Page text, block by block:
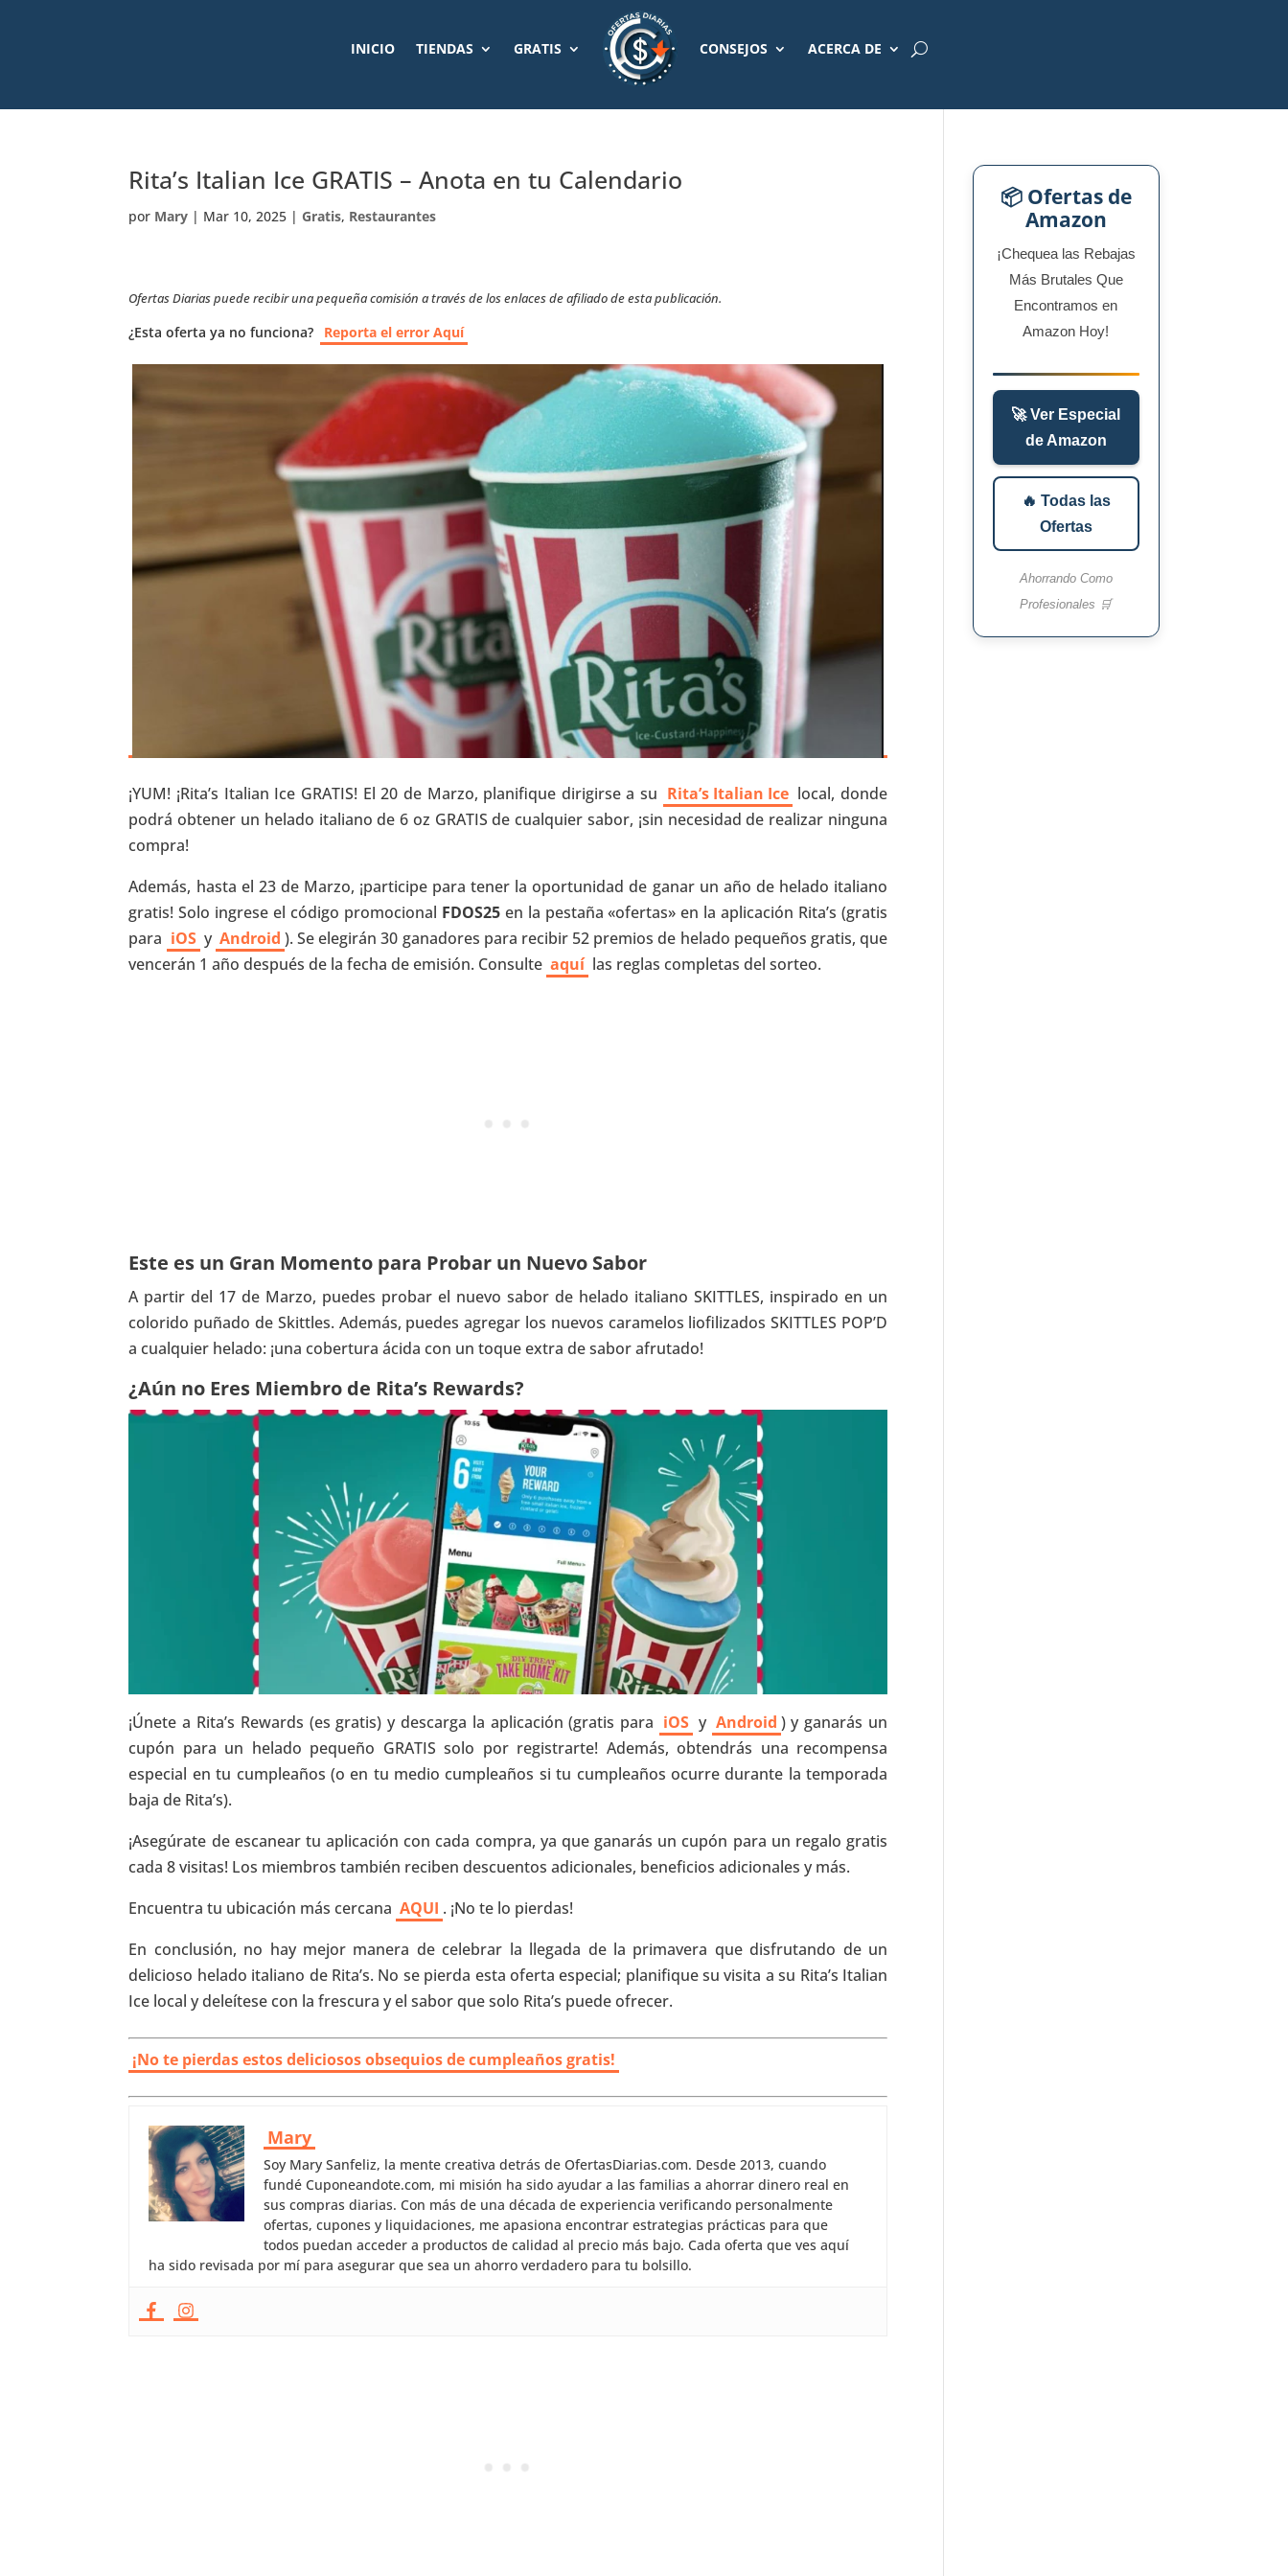
INICIO TIENDAS GRATIS CONSEJOS ACERCA DE
Rita’s Italian Ice GRATIS – Anota en tu Calendario
por Mary | Mar 10, 2025 | Gratis, Restaurantes
Ofertas Diarias puede recibir una pequeña comisión a través de los enlaces de afiliado de esta publicación.
¿Esta oferta ya no funciona? Reporta el error Aquí
¡YUM! ¡Rita’s Italian Ice GRATIS! El 20 de Marzo, planifique dirigirse a su Rita’s Italian Ice local, donde
podrá obtener un helado italiano de 6 oz GRATIS de cualquier sabor, ¡sin necesidad de realizar ninguna
compra!
Además, hasta el 23 de Marzo, ¡participe para tener la oportunidad de ganar un año de helado italiano
gratis! Solo ingrese el código promocional FDOS25en la pestaña «ofertas» en la aplicación Rita’s (gratis
para iOS y Android ). Se elegirán 30 ganadores para recibir 52 premios de helado pequeños gratis, que
vencerán 1 año después de la fecha de emisión. Consulte aquí las reglas completas del sorteo.
Este es un Gran Momento para Probar un Nuevo Sabor
A partir del 17 de Marzo, puedes probar el nuevo sabor de helado italiano SKITTLES, inspirado en un
colorido puñado de Skittles. Además, puedes agregar los nuevos caramelos liofilizados SKITTLES POP’D
a cualquier helado: ¡una cobertura ácida con un toque extra de sabor afrutado!
¿Aún no Eres Miembro de Rita’s Rewards?
¡Únete a Rita’s Rewards (es gratis) y descarga la aplicación (gratis para iOS y Android ) y ganarás un
cupón para un helado pequeño GRATIS solo por registrarte! Además, obtendrás una recompensa
especial en tu cumpleaños (o en tu medio cumpleaños si tu cumpleaños ocurre durante la temporada
baja de Rita’s).
¡Asegúrate de escanear tu aplicación con cada compra, ya que ganarás un cupón para un regalo gratis
cada 8 visitas! Los miembros también reciben descuentos adicionales, beneficios adicionales y más.
Encuentra tu ubicación más cercana AQUI . ¡No te lo pierdas!
En conclusión, no hay mejor manera de celebrar la llegada de la primavera que disfrutando de un
delicioso helado italiano de Rita’s. No se pierda esta oferta especial; planifique su visita a su Rita’s Italian
Ice local y deleítese con la frescura y el sabor que solo Rita’s puede ofrecer.
¡No te pierdas estos deliciosos obsequios de cumpleaños gratis!
Mary
Soy Mary Sanfeliz, la mente creativa detrás de OfertasDiarias.com. Desde 2013, cuando
fundé Cuponeandote.com, mi misión ha sido ayudar a las familias a ahorrar dinero real en
sus compras diarias. Con más de una década de experiencia verificando personalmente
ofertas, cupones y liquidaciones, me apasiona encontrar estrategias prácticas para que
todos puedan acceder a productos de calidad al precio más bajo. Cada oferta que ves aquí
ha sido revisada por mí para asegurar que sea un ahorro verdadero para tu bolsillo.
📦 Ofertas de
Amazon
¡Chequea las Rebajas
Más Brutales Que
Encontramos en
Amazon Hoy!
🚀 Ver Especial
de Amazon
🔥 Todas las
Ofertas
Ahorrando Como
Profesionales 🛒